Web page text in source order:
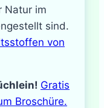
Natur im
sind.
von
Gratis
Broschüre.